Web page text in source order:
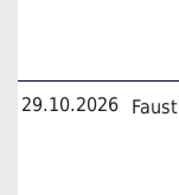
29.10.2026 Faust